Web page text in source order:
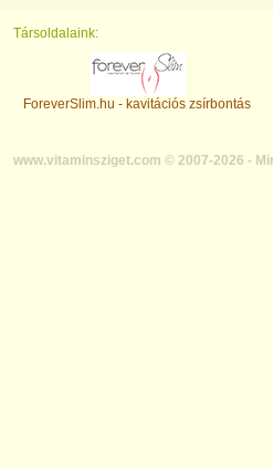
Társoldalaink:
ForeverSlim.hu - kavitációs zsírbontás
www.vitaminsziget.com © 2007-2026 -